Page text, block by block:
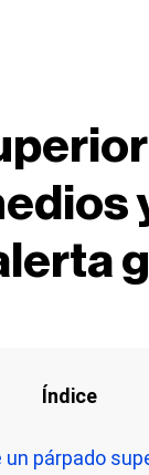
Índice
un párpado